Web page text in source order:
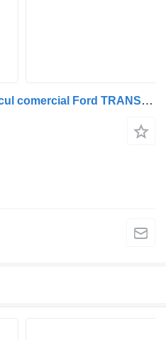
Far 431-1136L pentru vehicul comercial Ford TRANSIT Autocarro (E_ _) | 91 - 94